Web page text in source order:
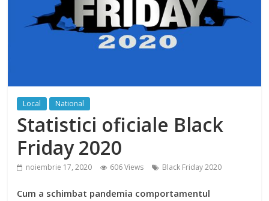
Local National
Statistici oficiale Black
Friday 2020
noiembrie 17, 2020 606 Views Black Friday 2020
Cum a schimbat pandemia comportamentul